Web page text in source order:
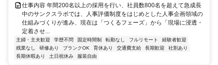
仕事内容 年間200名以上の採用を行い、社員数800名を超えて急成長
中のサンクスラボでは、人事評価制度をはじめとした人事企画領域の
仕組みづくりが進み、現在は「つくるフェーズ」から「現場に浸透・
定着させ...
主婦・主夫歓迎 学歴不問 固定時間制 転勤なし フルリモート
経験者歓迎
残業なし
研修あり ブランクOK 育休あり 交通費支給 長期歓迎
社割あり
長期休暇あり
土日祝休み 服装自由